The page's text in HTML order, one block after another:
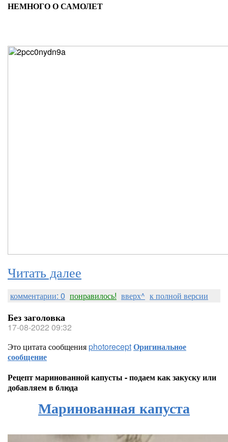
НЕМНОГО О САМОЛЕТ
Читать далее
комментарии: 0 понравилось! вверх^ к полной версии
Без заголовка
17-08-2022 09:32
Это цитата сообщенияphotoreceptОригинальное
сообщение
Рецепт маринованной капусты - подаем как закуску или
добавляем в блюда
Маринованная капуста